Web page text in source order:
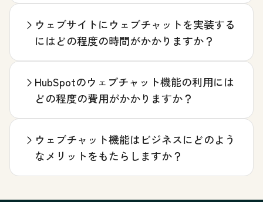
ウェブサイトにウェブチャットを実装する
にはどの程度の時間がかかりますか？
HubSpotのウェブチャット機能の利用には
どの程度の費用がかかりますか？
ウェブチャット機能はビジネスにどのよう
なメリットをもたらしますか？